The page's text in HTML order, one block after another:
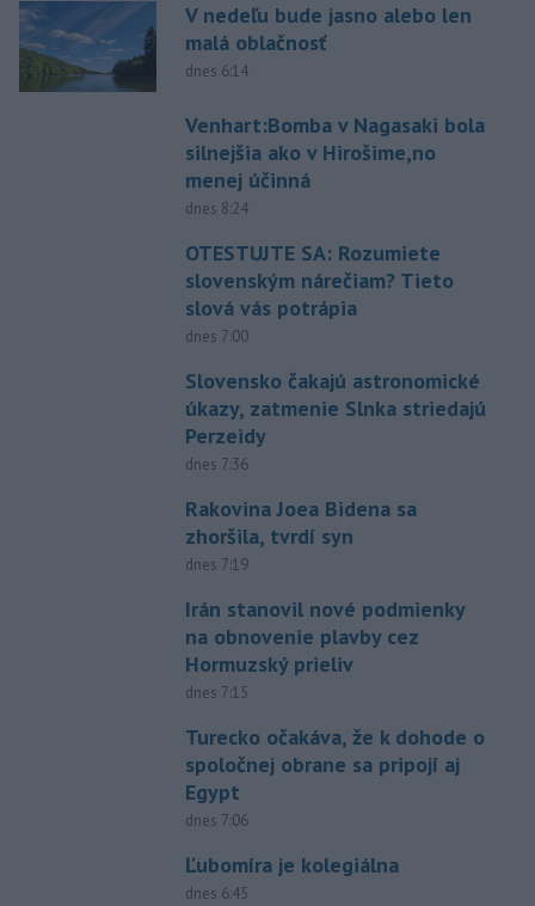
V nedeľu bude jasno alebo len
malá oblačnosť
dnes 6:14
Venhart:Bomba v Nagasaki bola
silnejšia ako v Hirošime,no
menej účinná
dnes 8:24
OTESTUJTE SA: Rozumiete
slovenským nárečiam? Tieto
slová vás potrápia
dnes 7:00
Slovensko čakajú astronomické
úkazy, zatmenie Slnka striedajú
Perzeidy
dnes 7:36
Rakovina Joea Bidena sa
zhoršila, tvrdí syn
dnes 7:19
Irán stanovil nové podmienky
na obnovenie plavby cez
Hormuzský prieliv
dnes 7:15
Turecko očakáva, že k dohode o
spoločnej obrane sa pripojí aj
Egypt
dnes 7:06
Ľubomíra je kolegiálna
dnes 6:45